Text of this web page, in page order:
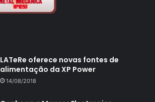
LATeRe oferece novas fontes de
alimentação da XP Power
14/08/2018